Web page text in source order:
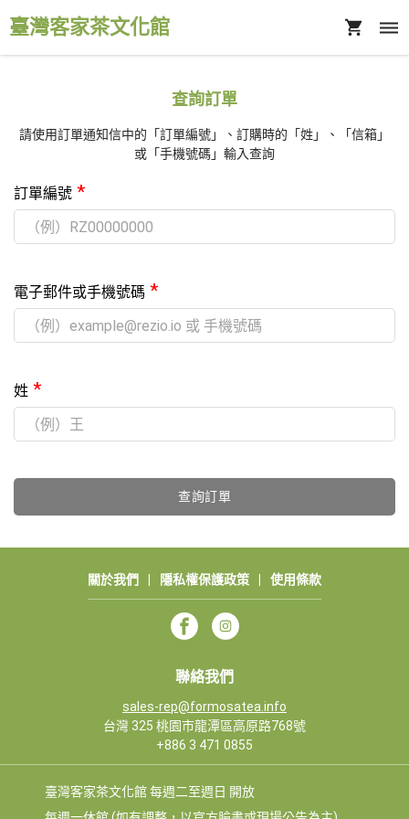
臺灣客家茶文化館
查詢訂單
請使用訂單通知信中的「訂單編號」、訂購時的「姓」、「信箱」
或「手機號碼」輸入查詢
訂單編號 *
電子郵件或手機號碼 *
姓 *
查詢訂單
關於我們 隱私權保護政策 使用條款
聯絡我們
sales-rep@formosatea.info
台灣 325 桃園市龍潭區高原路768號
+886 3 471 0855
臺灣客家茶文化館 每週二至週日 開放